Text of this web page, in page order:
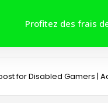
Profitez des frais
DE NOUS BOUTIQUE
for Disabled Gamers |